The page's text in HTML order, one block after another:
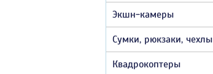
Экшн-камеры
Сумки, рюкзаки, чехлы
Квадрокоптеры